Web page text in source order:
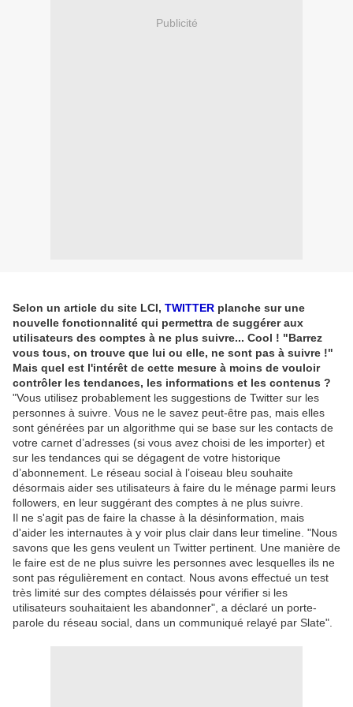
Publicité
Selon un article du site LCI, TWITTER planche sur une
nouvelle fonctionnalité qui permettra de suggérer aux
utilisateurs des comptes à ne plus suivre... Cool ! "Barrez
vous tous, on trouve que lui ou elle, ne sont pas à suivre !"
Mais quel est l'intérêt de cette mesure à moins de vouloir
contrôler les tendances, les informations et les contenus ?
"Vous utilisez probablement les suggestions de Twitter sur les
personnes à suivre. Vous ne le savez peut-être pas, mais elles
sont générées par un algorithme qui se base sur les contacts de
votre carnet d’adresses (si vous avez choisi de les importer) et
sur les tendances qui se dégagent de votre historique
d’abonnement. Le réseau social à l’oiseau bleu souhaite
désormais aider ses utilisateurs à faire du le ménage parmi leurs
followers, en leur suggérant des comptes à ne plus suivre.
Il ne s'agit pas de faire la chasse à la désinformation, mais
d'aider les internautes à y voir plus clair dans leur timeline. "Nous
savons que les gens veulent un Twitter pertinent. Une manière de
le faire est de ne plus suivre les personnes avec lesquelles ils ne
sont pas régulièrement en contact. Nous avons effectué un test
très limité sur des comptes délaissés pour vérifier si les
utilisateurs souhaitaient les abandonner", a déclaré un porte-
parole du réseau social, dans un communiqué relayé par Slate".